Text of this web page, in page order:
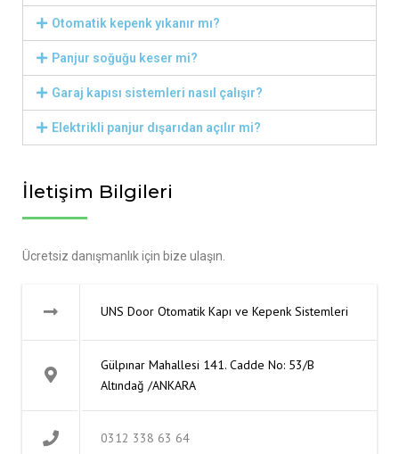
Otomatik kepenk yıkanır mı?
Panjur soğuğu keser mi?
Garaj kapısı sistemleri nasıl çalışır?
Elektrikli panjur dışarıdan açılır mi?
İletişim Bilgileri
Ücretsiz danışmanlık için bize ulaşın.
UNS Door Otomatik Kapı ve Kepenk Sistemleri
Gülpınar Mahallesi 141. Cadde No: 53/B
Altındağ /ANKARA
0312 338 63 64